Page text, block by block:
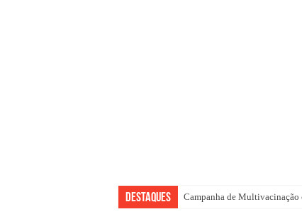
Destaques Campanha de Multivacinação